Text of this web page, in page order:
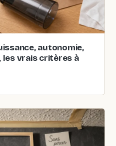
autonomie,
les vrais critères à